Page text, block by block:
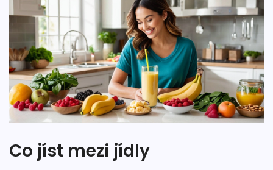
Co jíst mezi jídly